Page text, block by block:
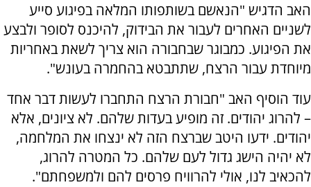
האב הדגיש "הנאשם בשותפותו המלאה בפיגוע סייע
לשניים האחרים לעבור את הבידוק, להיכנס לסופר ולבצע
את הפיגוע. כמבוגר שבחבורה הוא צריך לשאת באחריות
מיוחדת עבור הרצח, שתתבטא בהחמרה בעונש".
עוד הוסיף האב "חבורת הרצח התחברו לעשות דבר אחד
– להרוג יהודים. זה מופיע בעדות שלהם. לא ציונים, אלא
יהודים. ידעו היטב שברצח הזה לא ינצחו את המלחמה,
לא יהיה הישג גדול לעם שלהם. כל המטרה להרוג,
להכאיב לנו, אולי להרוויח פרסים להם ולמשפחתם".